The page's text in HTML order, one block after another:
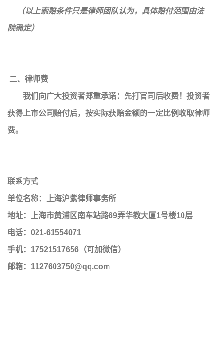
（以上索赔条件只是律师团队认为，具体赔付范围由法
院确定）
二、律师费
我们向广大投资者郑重承诺：先打官司后收费！投资者
获得上市公司赔付后，按实际获赔金额的一定比例收取律师
费。
联系方式
单位名称：上海沪紫律师事务所
地址：上海市黄浦区南车站路69弄华教大厦1号楼10层
电话：021-61554071
手机：17521517656（可加微信）
邮箱：1127603750@qq.com